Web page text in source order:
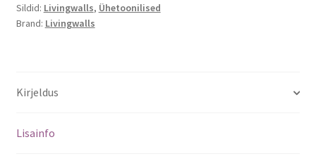
Sildid: Livingwalls, Ühetoonilised
Brand: Livingwalls
Kirjeldus
Lisainfo